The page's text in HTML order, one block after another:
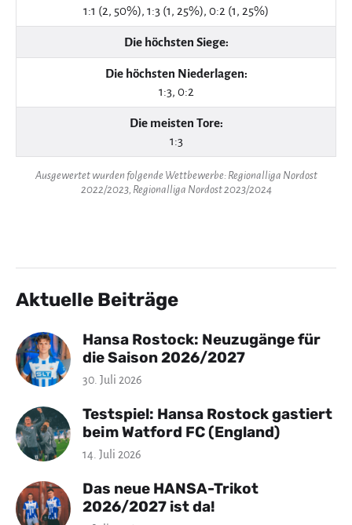
1:1 (2, 50%), 1:3 (1, 25%), 0:2 (1, 25%)
Die höchsten Siege:
Die höchsten Niederlagen:
1:3, 0:2
Die meisten Tore:
1:3
Ausgewertet wurden folgende Wettbewerbe: Regionalliga Nordost
2022/2023, Regionalliga Nordost 2023/2024
Aktuelle Beiträge
Hansa Rostock: Neuzugänge für
die Saison 2026/2027
30. Juli 2026
Testspiel: Hansa Rostock gastiert
beim Watford FC (England)
14. Juli 2026
Das neue HANSA-Trikot
2026/2027 ist da!